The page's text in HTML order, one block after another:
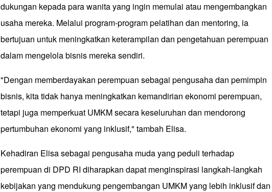
dukungan kepada para wanita yang ingin memulai atau mengembangkan
usaha mereka. Melalui program-program pelatihan dan mentoring, ia
bertujuan untuk meningkatkan keterampilan dan pengetahuan perempuan
dalam mengelola bisnis mereka sendiri.
"Dengan memberdayakan perempuan sebagai pengusaha dan pemimpin
bisnis, kita tidak hanya meningkatkan kemandirian ekonomi perempuan,
tetapi juga memperkuat UMKM secara keseluruhan dan mendorong
pertumbuhan ekonomi yang inklusif," tambah Elisa.
Kehadiran Elisa sebagai pengusaha muda yang peduli terhadap
perempuan di DPD RI diharapkan dapat menginspirasi langkah-langkah
kebijakan yang mendukung pengembangan UMKM yang lebih inklusif dan